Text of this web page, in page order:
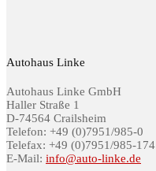
Autohaus Linke
Autohaus Linke GmbH
Haller Straße 1
D-74564 Crailsheim
Telefon: +49 (0)7951/985-0
Telefax: +49 (0)7951/985-174
E-Mail: info@auto-linke.de